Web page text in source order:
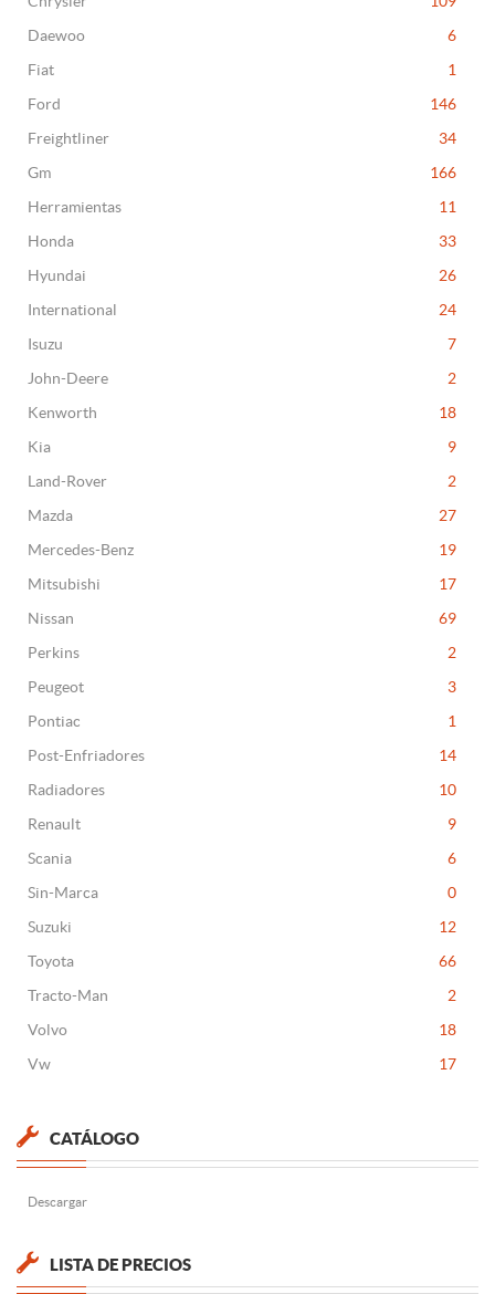
Daewoo
6
Fiat
1
Ford
146
Freightliner
34
Gm
166
Herramientas
11
Honda
33
Hyundai
26
International
24
Isuzu
7
John-Deere
2
Kenworth
18
Kia
9
Land-Rover
2
Mazda
27
Mercedes-Benz
19
Mitsubishi
17
Nissan
69
Perkins
2
Peugeot
3
Pontiac
1
Post-Enfriadores
14
Radiadores
10
Renault
9
Scania
6
Sin-Marca
0
Suzuki
12
Toyota
66
Tracto-Man
2
Volvo
18
Vw
17
CATÁLOGO
Descargar
LISTA DE PRECIOS